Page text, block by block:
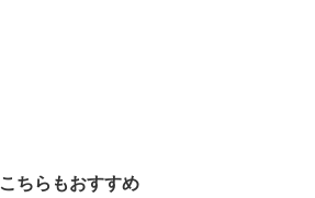
こちらもおすすめ